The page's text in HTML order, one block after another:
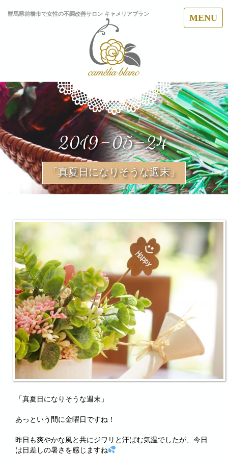
群馬県前橋市で女性の不調改善サロン キャメリアブラン MENU
2019-05-24
「真夏日になりそうな週末」
「真夏日になりそうな週末」
あっという間に金曜日ですね！
昨日も爽やかな風と共にジワリと汗ばむ気温でしたが、今日
は日差しの暑さを感じますね